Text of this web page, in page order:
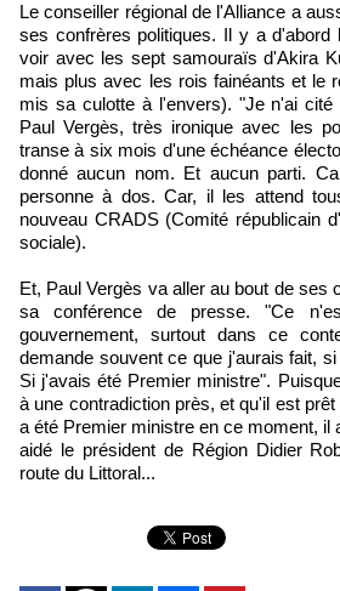
Le conseiller régional de l'Alliance a
ses confrères politiques. Il y a d'abord
voir avec les sept samouraïs d'Akira
mais plus avec les rois fainéants et le
mis sa culotte à l'envers). "Je n'ai
Paul Vergès, très ironique avec les
transe à six mois d'une échéance
donné aucun nom. Et aucun parti.
personne à dos. Car, il les attend
nouveau CRADS (Comité républicain
sociale).
Et, Paul Vergès va aller au bout de ses
sa conférence de presse. "Ce
gouvernement, surtout dans ce
demande souvent ce que j'aurais fait,
Si j'avais été Premier ministre".
à une contradiction près, et qu'il est
a été Premier ministre en ce moment, il
aidé le président de Région Didier
route du Littoral...